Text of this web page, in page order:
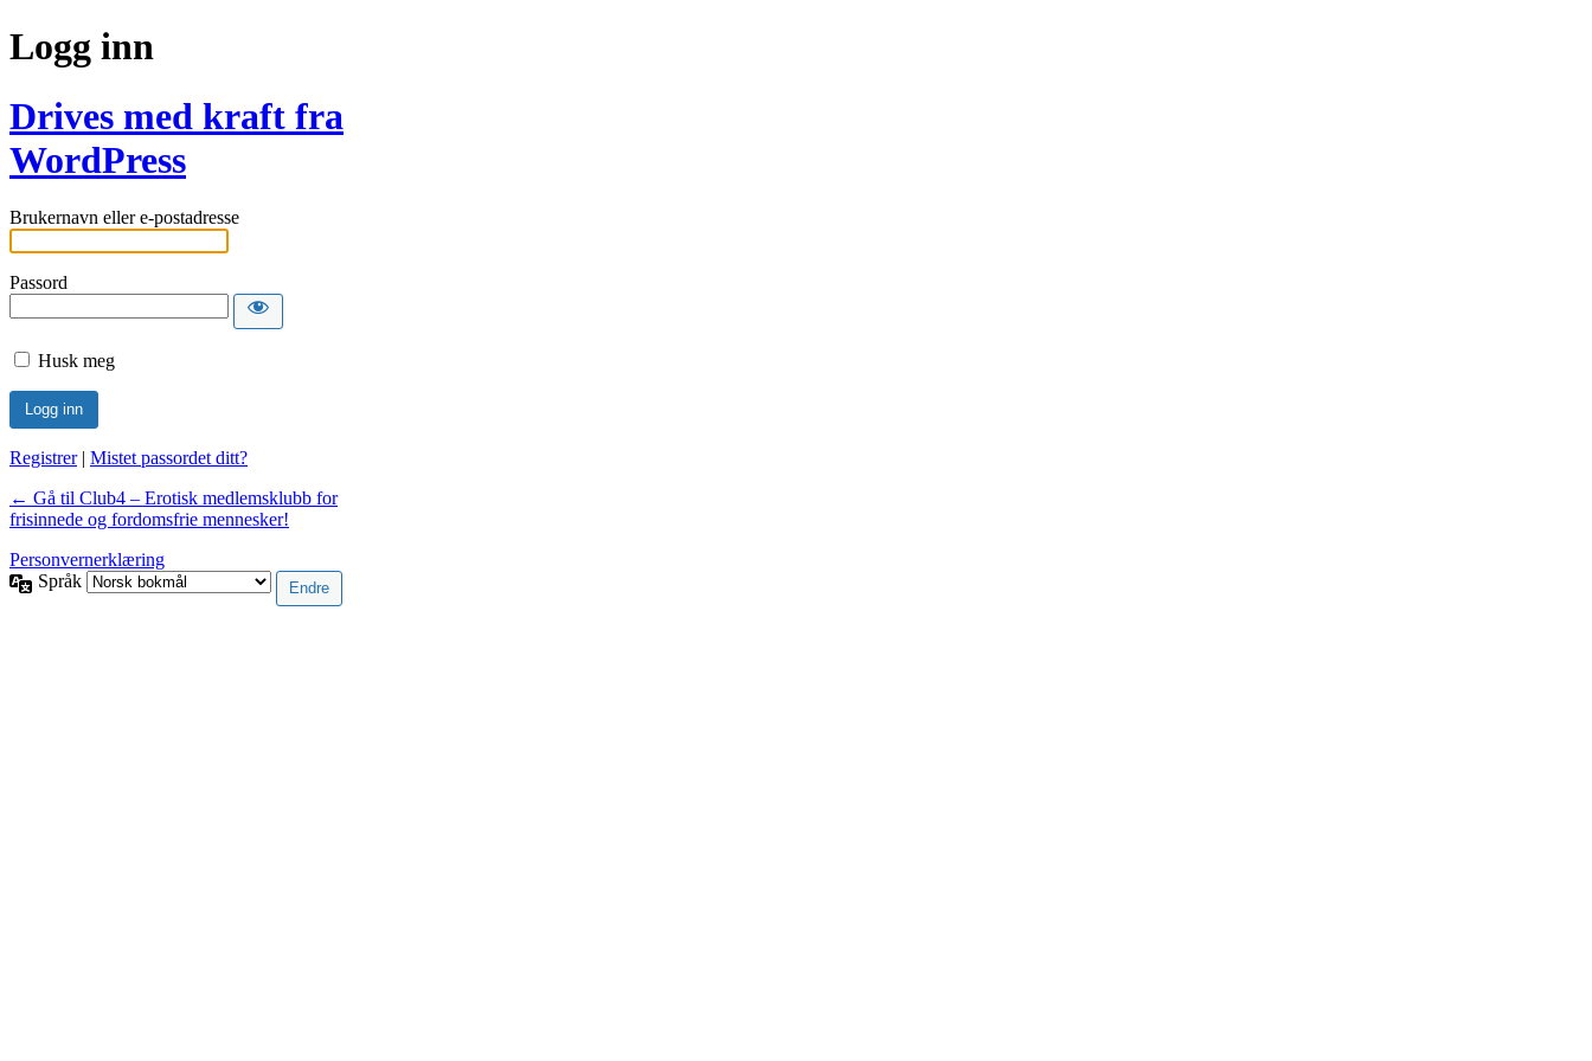
Logg inn
Drives med kraft fra
WordPress
Brukernavn eller e-postadresse
Passord
Husk meg
Registrer| Mistet passordet ditt?
← Gå til Club4 – Erotisk medlemsklubb for
frisinnede og fordomsfrie mennesker!
Personvernerklæring
Språk